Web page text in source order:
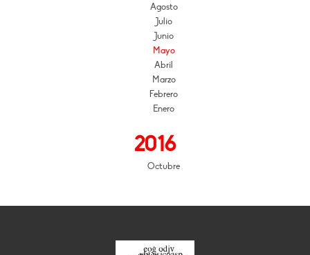
Agosto
Julio
Junio
Mayo
Abril
Marzo
Febrero
Enero
2016
Octubre